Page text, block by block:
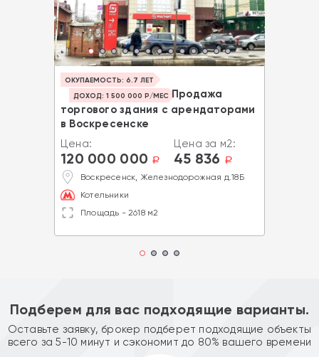
ОКУПАЕМОСТЬ: 6.7 ЛЕТ
ДОХОД: 1 500 000 Р/МЕС Продажа
торгового здания с арендаторами
в Воскресенске
Цена:
120 000 000 a
Цена за м2:
45 836 a
Воскресенск, Железнодорожная д.18Б
Котельники
Площадь - 2618 м2
Подберем для вас подходящие варианты.
Оставьте заявку, брокер подберет подходящие объекты
всего за 5-10 минут и сэкономит до 80% вашего времени